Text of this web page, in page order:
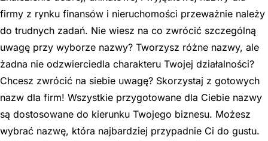
firmy z rynku finansów i nieruchomości przeważnie należy
do trudnych zadań. Nie wiesz na co zwrócić szczególną
uwagę przy wyborze nazwy? Tworzysz różne nazwy, ale
żadna nie odzwierciedla charakteru Twojej działalności?
Chcesz zwrócić na siebie uwagę? Skorzystaj z gotowych
nazw dla firm! Wszystkie przygotowane dla Ciebie nazwy
są dostosowane do kierunku Twojego biznesu. Możesz
wybrać nazwę, która najbardziej przypadnie Ci do gustu.